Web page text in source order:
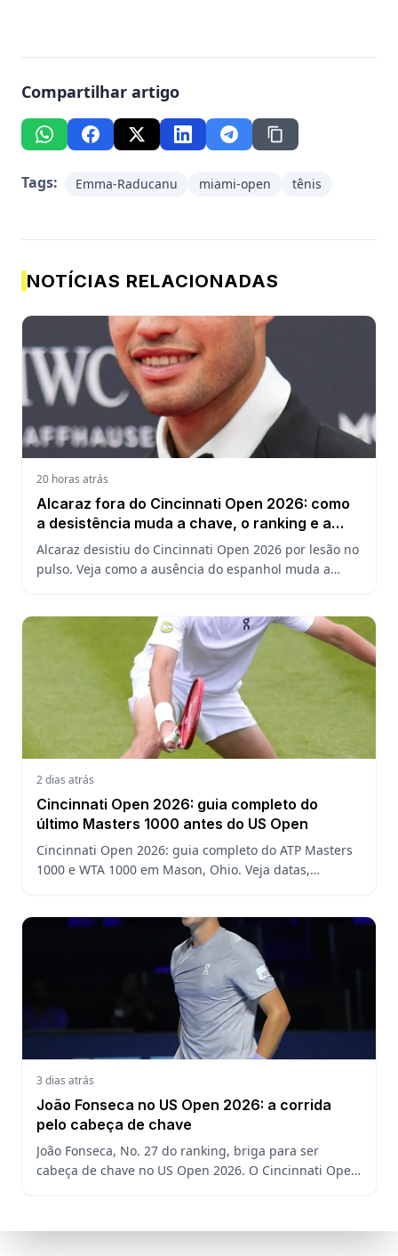
Compartilhar artigo
Tags: Emma-Raducanu miami-open tênis
NOTÍCIAS RELACIONADAS
20 horas atrás
Alcaraz fora do Cincinnati Open 2026: como
a desistência muda a chave, o ranking e a
defesa do US Open
Alcaraz desistiu do Cincinnati Open 2026 por lesão no
pulso. Veja como a ausência do espanhol muda a
2 dias atrás
Cincinnati Open 2026: guia completo do
último Masters 1000 antes do US Open
Cincinnati Open 2026: guia completo do ATP Masters
1000 e WTA 1000 em Mason, Ohio. Veja datas,
3 dias atrás
João Fonseca no US Open 2026: a corrida
pelo cabeça de chave
João Fonseca, No. 27 do ranking, briga para ser
cabeça de chave no US Open 2026. O Cincinnati Open